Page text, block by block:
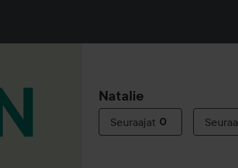
Natalie
Seuraajat 0 Seuraa